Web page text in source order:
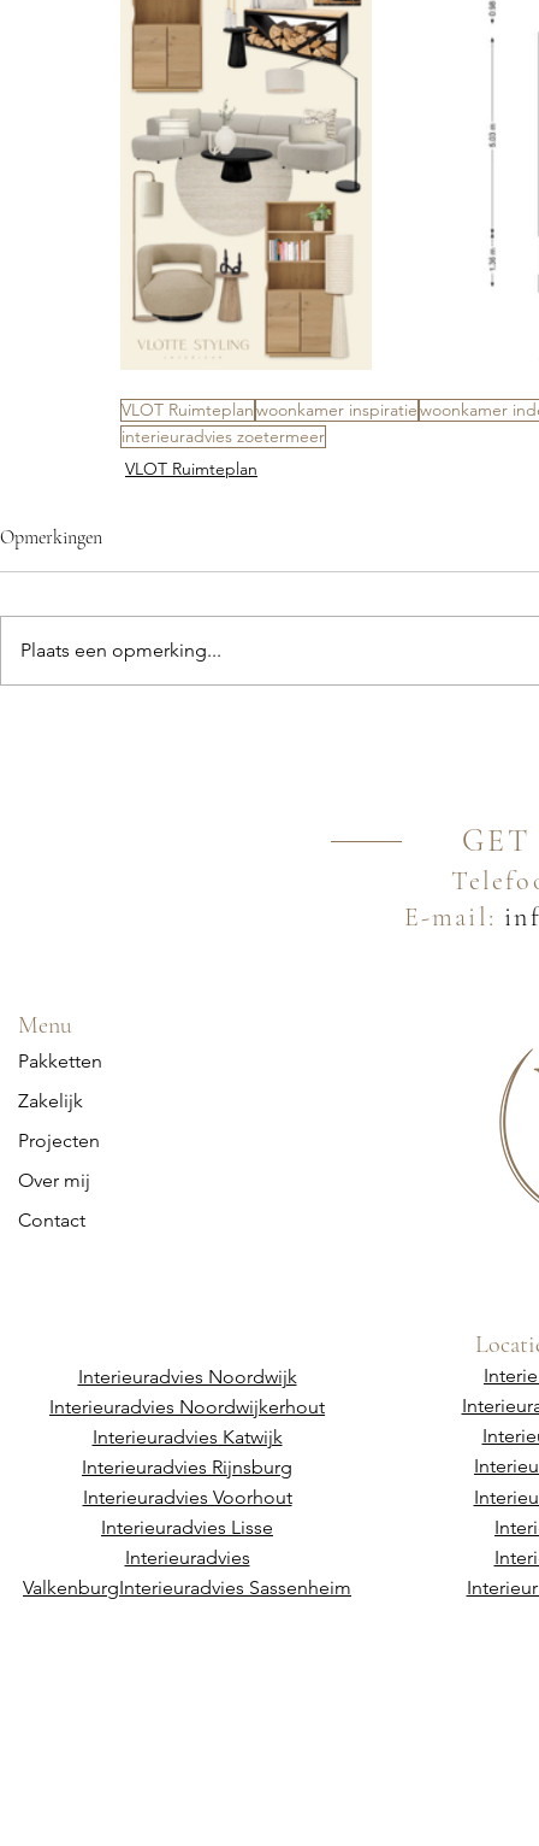
VLOT Ruimteplanwoonkamer inspiratiewoonkamer
interieuradvies zoetermeer
VLOT Ruimteplan
Opmerkingen
Plaats een opmerking...
E-mail:
Menu
Pakketten
Zakelijk
Projecten
Over mij
Contact
Interieuradvies Noordwijk
Interieuradvies Noordwijkerhout
Interieuradvies Katwijk
Interieuradvies Rijnsburg
Interieuradvies Voorhout
Interieuradvies Lisse
Interieuradvies
ValkenburgInterieuradvies Sassenheim